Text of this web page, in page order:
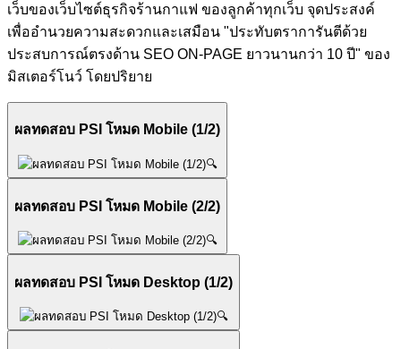
เว็บของเว็บไซต์ธุรกิจร้านกาแฟ ของลูกค้าทุกเว็บ จุดประสงค์
เพื่ออำนวยความสะดวกและเสมือน "ประทับตราการันตีด้วย
ประสบการณ์ตรงด้าน SEO ON-PAGE ยาวนานกว่า 10 ปี" ของ
มิสเตอร์โนว์ โดยปริยาย
ผลทดสอบ PSI โหมด Mobile (1/2)
🔍
ผลทดสอบ PSI โหมด Mobile (2/2)
🔍
ผลทดสอบ PSI โหมด Desktop (1/2)
🔍